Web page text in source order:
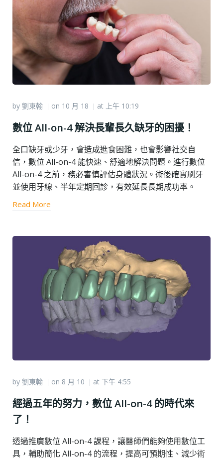
by 劉東翰 | on 10 月 18 | at 上午 10:19
數位 All-on-4 解決長輩長久缺牙的困擾！
全口缺牙或少牙，會造成進食困難，也會影響社交自
信，數位 All-on-4 能快速、舒適地解決問題。進行數位
All-on-4 之前，務必審慎評估身體狀況。術後確實刷牙
並使用牙線、半年定期回診，有效延長長期成功率。
Read More
by 劉東翰 | on 8 月 10 | at 下午 4:55
經過五年的努力，數位 All-on-4 的時代來
了！
透過推廣數位 All-on-4 課程，讓醫師們能夠使用數位工
具，輔助簡化 All-on-4 的流程，提高可預期性、減少術